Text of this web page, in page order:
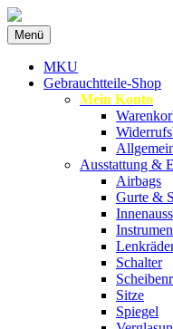
MKU
Ersatzteile
Menü Zum
Inhalt
springen
MKU
Gebrauchtteile-Shop
Mein Konto
Ausstattung &
Airbags
Gurte &
Schalter
Sitze
Spiegel